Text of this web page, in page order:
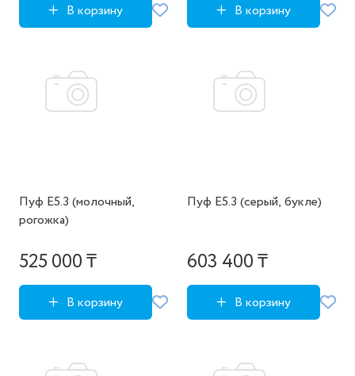
В корзину В корзину
Пуф E5.3 (молочный,
рогожка)
525 000 ₸
В корзину
Пуф E5.3 (серый, букле)
603 400 ₸
В корзину